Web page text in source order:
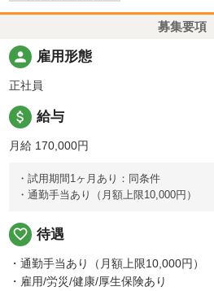
募集要項
person 雇用形態
正社員
attach_money 給与
月給 170,000円
・試用期間1ヶ月あり：同条件
・通勤手当あり（月額上限10,000円）
favorite_border 待遇
・通勤手当あり（月額上限10,000円）
・雇用/労災/健康/厚生保険あり